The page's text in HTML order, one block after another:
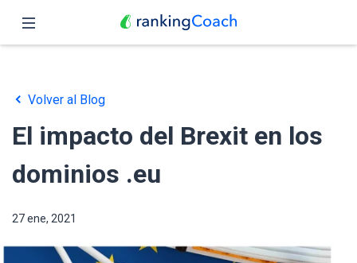
Funciones
Precio
Revendedores
Blog
Volver al Blog
El impacto del Brexit en los
dominios .eu
27 ene, 2021